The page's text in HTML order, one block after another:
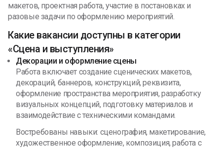
макетов, проектная работа, участие в постановках и
разовые задачи по оформлению мероприятий.
Какие вакансии доступны в категории
«Сцена и выступления»
Декорации и оформление сцены
Работа включает создание сценических макетов,
декораций, баннеров, конструкций, реквизита,
оформление пространства мероприятия, разработку
визуальных концепций, подготовку материалов и
взаимодействие с техническими командами.
Востребованы навыки: сценография, макетирование,
художественное оформление, композиция, работа с